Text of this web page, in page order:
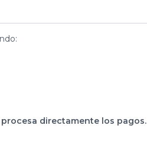
directamente los pagos.